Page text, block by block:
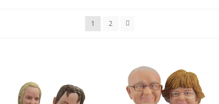
SALGS- OG LEVERINGSVILKÅR
1 2